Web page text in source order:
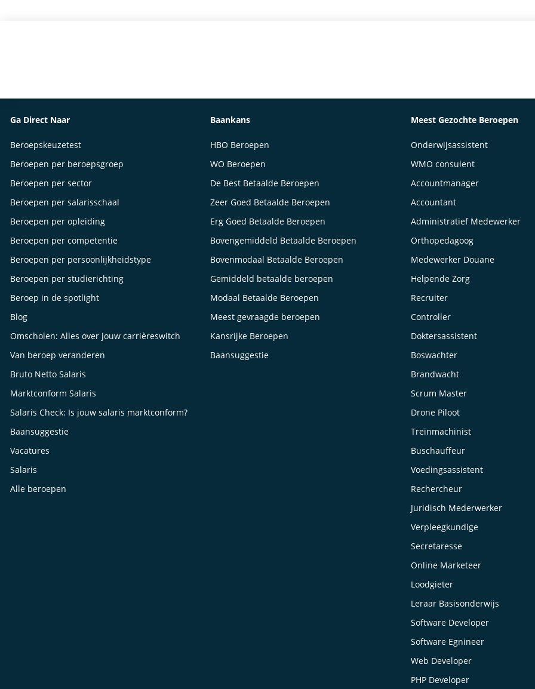
Ga Direct Naar
Beroepskeuzetest
Beroepen per beroepsgroep
Beroepen per sector
Beroepen per salarisschaal
Beroepen per opleiding
Beroepen per competentie
Beroepen per persoonlijkheidstype
Beroepen per studierichting
Beroep in de spotlight
Blog
Omscholen: Alles over jouw carrièreswitch
Van beroep veranderen
Bruto Netto Salaris
Marktconform Salaris
Salaris Check: Is jouw salaris marktconform?
Baansuggestie
Vacatures
Salaris
Alle beroepen
Baankans
HBO Beroepen
WO Beroepen
De Best Betaalde Beroepen
Zeer Goed Betaalde Beroepen
Erg Goed Betaalde Beroepen
Bovengemiddeld Betaalde Beroepen
Bovenmodaal Betaalde Beroepen
Gemiddeld betaalde beroepen
Modaal Betaalde Beroepen
Meest gevraagde beroepen
Kansrijke Beroepen
Baansuggestie
Meest Gezochte Beroepen
Onderwijsassistent
WMO consulent
Accountmanager
Accountant
Administratief Medewerker
Orthopedagoog
Medewerker Douane
Helpende Zorg
Recruiter
Controller
Doktersassistent
Boswachter
Brandwacht
Scrum Master
Drone Piloot
Treinmachinist
Buschauffeur
Voedingsassistent
Rechercheur
Juridisch Mederwerker
Verpleegkundige
Secretaresse
Online Marketeer
Loodgieter
Leraar Basisonderwijs
Software Developer
Software Egnineer
Web Developer
PHP Developer